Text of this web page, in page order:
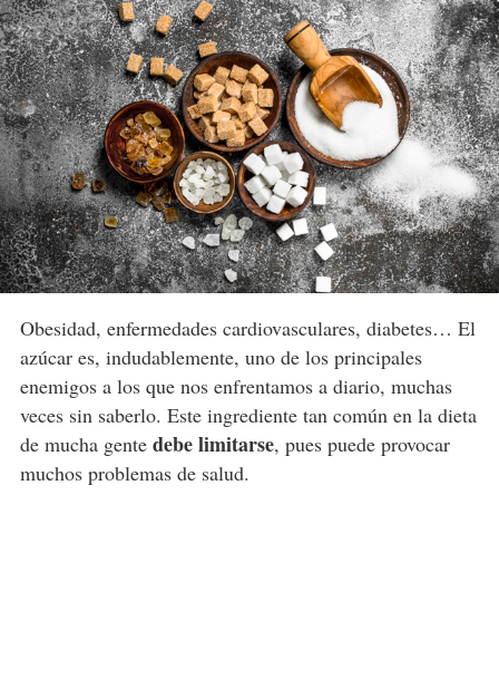
Obesidad, enfermedades cardiovasculares, diabetes… El
azúcar es, indudablemente, uno de los principales
enemigos a los que nos enfrentamos a diario, muchas
veces sin saberlo. Este ingrediente tan común en la dieta
de mucha gente debe limitarse, pues puede provocar
muchos problemas de salud.